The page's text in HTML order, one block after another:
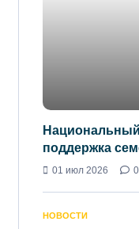
поддержка
01 июл 2026 0
НОВОСТИ